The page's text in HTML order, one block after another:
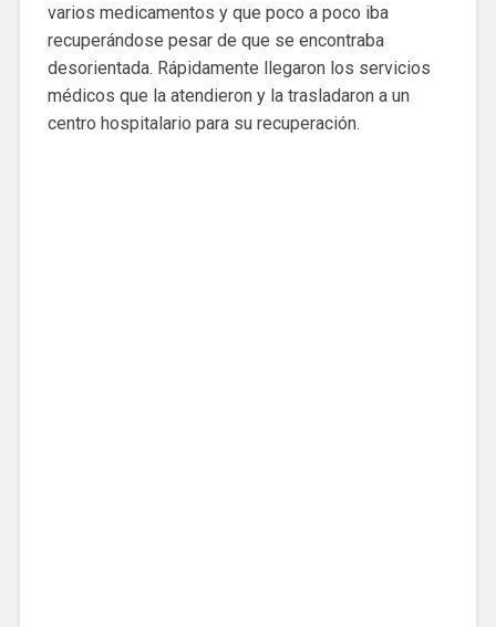
varios medicamentos y que poco a poco iba
recuperándose pesar de que se encontraba
desorientada. Rápidamente llegaron los servicios
médicos que la atendieron y la trasladaron a un
centro hospitalario para su recuperación.